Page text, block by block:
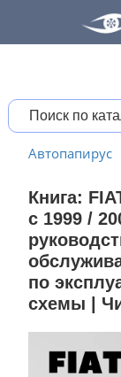
Автопапирус
Книга:
с 1999 /
по
схемы |